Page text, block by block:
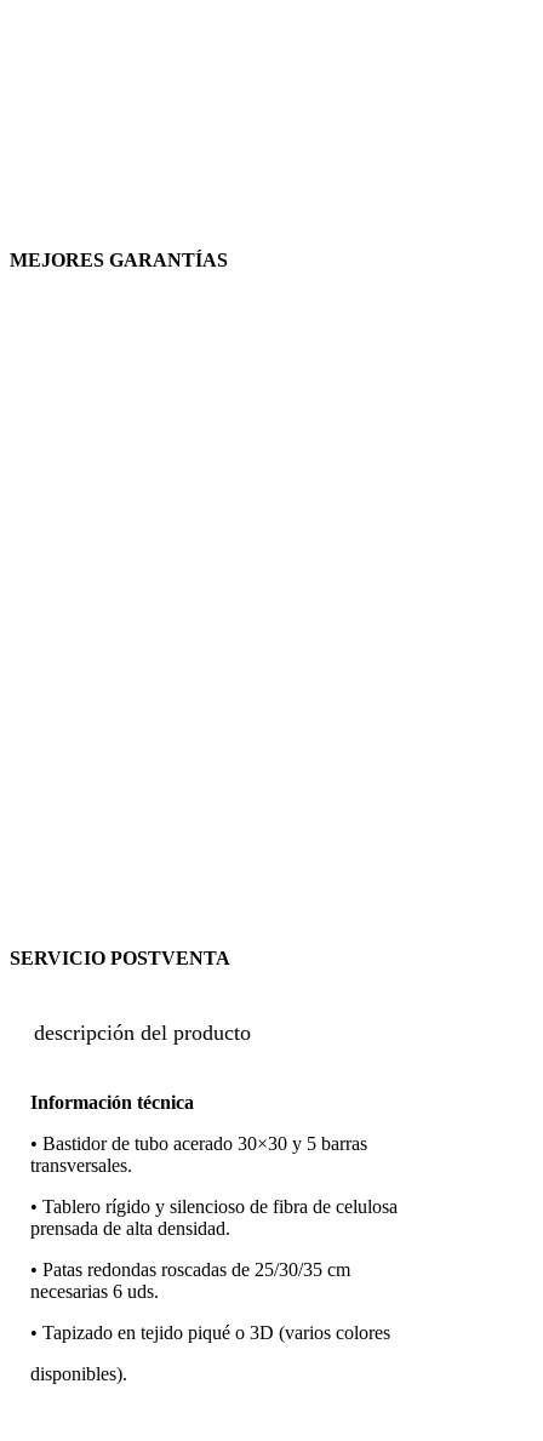
MEJORES GARANTÍAS
SERVICIO POSTVENTA
descripción del producto
Información técnica
• Bastidor de tubo acerado 30×30 y 5 barras
transversales.
• Tablero rígido y silencioso de fibra de celulosa
prensada de alta densidad.
• Patas redondas roscadas de 25/30/35 cm
necesarias 6 uds.
• Tapizado en tejido piqué o 3D (varios colores
disponibles).